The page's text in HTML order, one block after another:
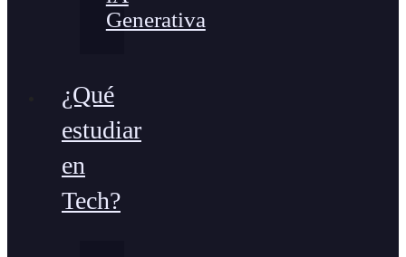
Generativa
¿Qué
estudiar
en
Tech?